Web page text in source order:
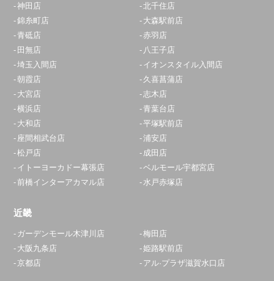
神田店
北千住店
錦糸町店
大森駅前店
青砥店
赤羽店
田無店
八王子店
埼玉入間店
イオンスタイル入間店
朝霞店
久喜菖蒲店
大宮店
志木店
横浜店
青葉台店
大和店
平塚駅前店
座間相武台店
浦安店
松戸店
成田店
イトーヨーカドー幕張店
ベルモール宇都宮店
前橋インターアカマル店
水戸赤塚店
近畿
ガーデンモール木津川店
梅田店
大阪九条店
姫路駅前店
京都店
アル·プラザ滋賀水口店